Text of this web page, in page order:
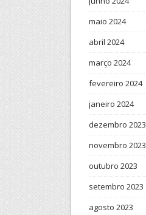
maio 2024
abril 2024
março 2024
fevereiro 2024
janeiro 2024
dezembro 2023
novembro 2023
outubro 2023
setembro 2023
agosto 2023